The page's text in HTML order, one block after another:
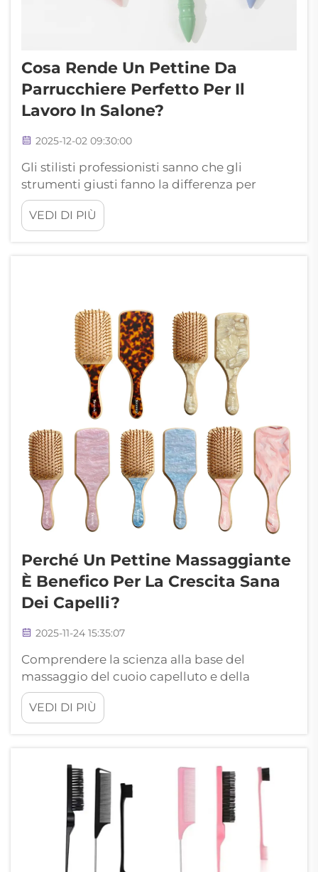
Cosa Rende Un Pettine Da
Parrucchiere Perfetto Per Il
Lavoro In Salone?
2025-12-02 09:30:00
Gli stilisti professionisti sanno che gli
strumenti giusti fanno la differenza per
ottenere risultati eccezionali. Un pettine da
parrucchiere di qualità è alla base di ogni
servizio di successo in salone, dai tagli precisi
VEDI DI PIÙ
Perché Un Pettine Massaggiante
È Benefico Per La Crescita Sana
Dei Capelli?
2025-11-24 15:35:07
Comprendere la scienza alla base del
massaggio del cuoio capelluto e della
crescita dei capelli. La relazione tra
stimolazione del cuoio capelluto e crescita
dei capelli ha affascinato ricercatori e
massaggiante rappresenta un approccio
rivoluzionario alla cura dei capelli...
VEDI DI PIÙ